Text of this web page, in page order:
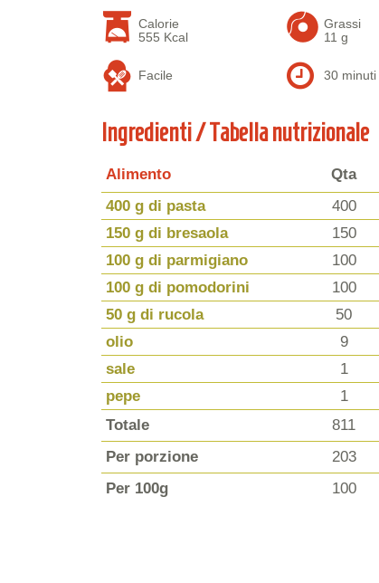
Calorie
555 Kcal
Grassi
11 g
Facile 30 minuti
Ingredienti / Tabella nutrizionale
Alimento Qta
400 g di pasta
400
150 g di bresaola
150
100 g di parmigiano
100
100 g di pomodorini
100
50 g di rucola
50
olio
9
sale
1
pepe
1
Totale
811
Per porzione
203
Per 100g
100